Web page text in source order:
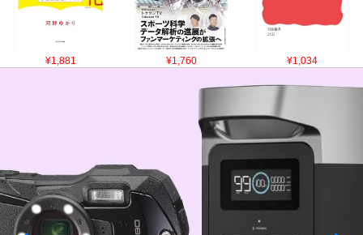
¥1,881 ¥1,760 ¥1,034